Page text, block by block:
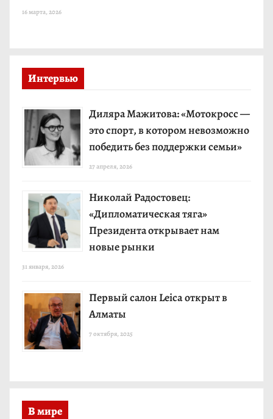
16 марта, 2026
Интервью
Диляра Мажитова: «Мотокросс —
это спорт, в котором невозможно
победить без поддержки семьи»
27 апреля, 2026
Николай Радостовец:
«Дипломатическая тяга»
Президента открывает нам
новые рынки
31 января, 2026
Первый салон Leica открыт в
Алматы
7 октября, 2025
В мире